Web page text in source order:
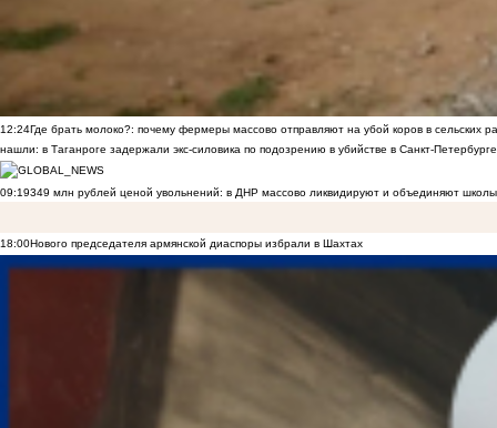
12:24Где брать молоко?: почему фермеры массово отправляют на убой коров в сельских
нашли: в Таганроге задержали экс-силовика по подозрению в убийстве в Санкт-Петербурге
09:19349 млн рублей ценой увольнений: в ДНР массово ликвидируют и объединяют
18:00Нового председателя армянской диаспоры избрали в Шахтах